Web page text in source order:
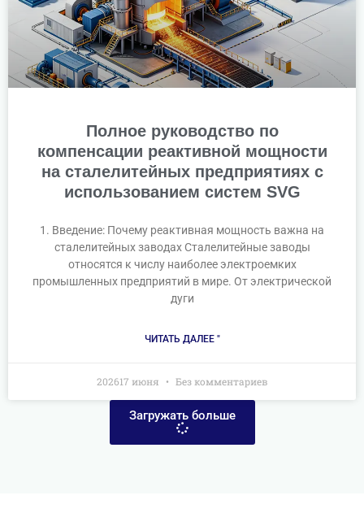
Полное руководство по
компенсации реактивной мощности
на сталелитейных предприятиях с
использованием систем SVG
1. Введение: Почему реактивная мощность важна на
сталелитейных заводах Сталелитейные заводы
относятся к числу наиболее электроемких
промышленных предприятий в мире. От электрической
дуги
ЧИТАТЬ ДАЛЕЕ "
202617 июня Без комментариев
Загружать больше